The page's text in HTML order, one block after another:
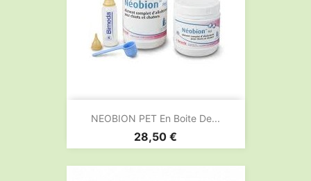
NEOBION PET En Boite De...
Prix
28,50 €